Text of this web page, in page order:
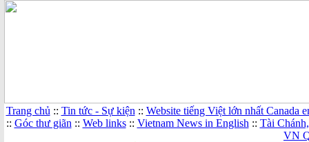
Trang chủ :: Tin tức - Sự kiện :: Website tiếng Việt lớn nhất Canada
:: Góc thư giãn :: Web links:: Vietnam News in English :: Tài
VN